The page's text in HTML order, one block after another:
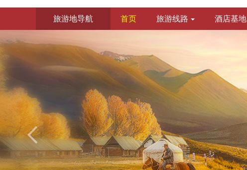
旅游地导航 首页 旅游线路 酒店基地